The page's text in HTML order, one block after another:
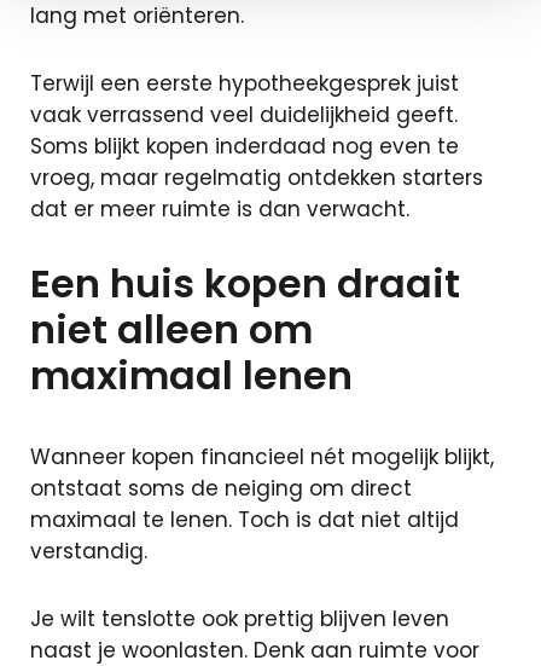
lang met oriënteren.
Terwijl een eerste hypotheekgesprek juist
vaak verrassend veel duidelijkheid geeft.
Soms blijkt kopen inderdaad nog even te
vroeg, maar regelmatig ontdekken starters
dat er meer ruimte is dan verwacht.
Een huis kopen draait
niet alleen om
maximaal lenen
Wanneer kopen financieel nét mogelijk blijkt,
ontstaat soms de neiging om direct
maximaal te lenen. Toch is dat niet altijd
verstandig.
Je wilt tenslotte ook prettig blijven leven
naast je woonlasten. Denk aan ruimte voor